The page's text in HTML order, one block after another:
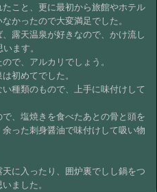
こと、更に最初から旅館やホテル
かったので大変満足でした。
露天温泉が好きなので、かけ流し
ます。
で、アルカリでしょう。
初めてでした。
種類のもので、上手に味付けして
、塩焼きを食べたあとの骨と頭を
った刺身醤油で味付けして吸い物
に入ったり、囲炉裏でしし鍋をつ
ました。